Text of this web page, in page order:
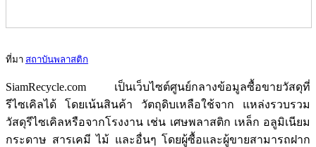
ที่มา สถาบันพลาสติก
SiamRecycle.com เป็นเว็บไซต์ศูนย์กลางข้อมูลซื้อขายวัสดุที่
รีไซเคิลได้ โดยเน้นสินค้า วัตถุดิบเหลือใช้จาก แหล่งรวบรวม
วัสดุรีไซเคิลหรือจากโรงงาน เช่น เศษพลาสติก เหล็ก อลูมิเนียม
กระดาษ สารเคมี ไม้ และอื่นๆ โดยผู้ซื้อและผู้ขายสามารถฝาก